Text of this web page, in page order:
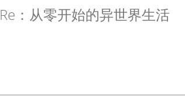
Re：从零开始的异世界生活